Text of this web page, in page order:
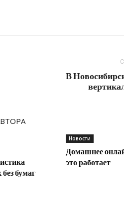
В
без бумаг
Новости
Домашнее
это работает